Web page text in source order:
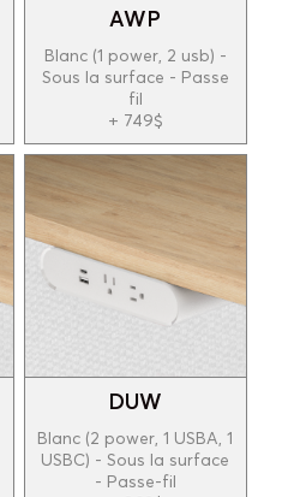
AWP
Blanc (1 power, 2 usb) -
Sous la surface - Passe
fil
+ 749$
DUW
Blanc (2 power, 1 USBA, 1
USBC) - Sous la surface
- Passe-fil